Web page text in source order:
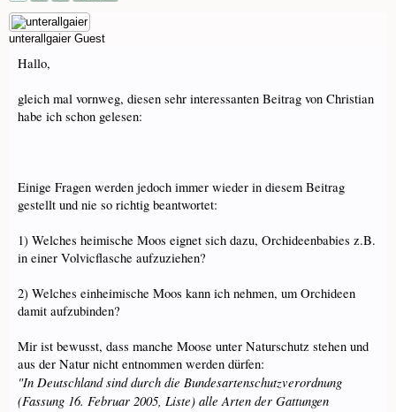
unterallgaier Guest
Hallo,
gleich mal vornweg, diesen sehr interessanten Beitrag von Christian
habe ich schon gelesen:
Einige Fragen werden jedoch immer wieder in diesem Beitrag
gestellt und nie so richtig beantwortet:
1) Welches heimische Moos eignet sich dazu, Orchideenbabies z.B.
in einer Volvicflasche aufzuziehen?
2) Welches einheimische Moos kann ich nehmen, um Orchideen
damit aufzubinden?
Mir ist bewusst, dass manche Moose unter Naturschutz stehen und
aus der Natur nicht entnommen werden dürfen:
"In Deutschland sind durch die Bundesartenschutzverordnung
(Fassung 16. Februar 2005, Liste) alle Arten der Gattungen